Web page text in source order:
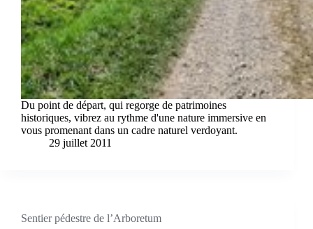
Du point de départ, qui regorge de patrimoines
historiques, vibrez au rythme d'une nature immersive en
vous promenant dans un cadre naturel verdoyant.
29 juillet 2011
Sentier pédestre de l’Arboretum